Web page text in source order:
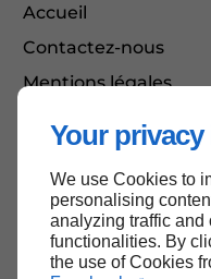
Your
We use Cookies to
personalising
analyzing traffic
functionalities. By
the use of Cookies
Accueil
Contactez-nous
Mentions légales